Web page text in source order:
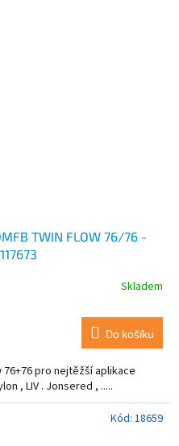
TWIN FLOW 76/76 -
Skladem
Do košíku
pro nejtěžší aplikace
, LIV . Jonsered , .....
Kód: 18659